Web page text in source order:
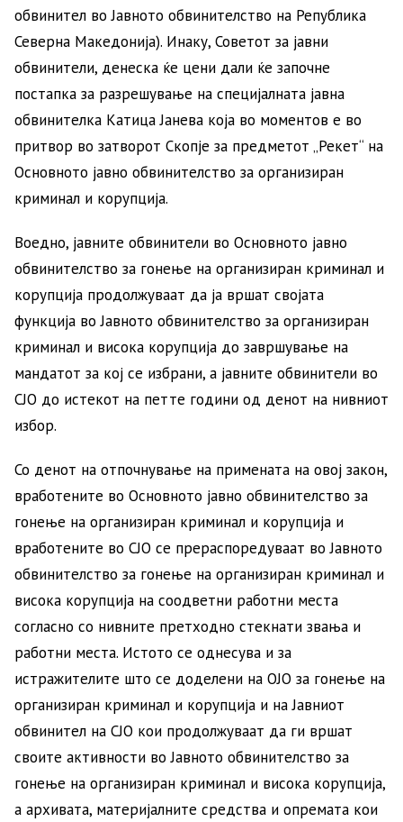
обвинител во Јавното обвинителство на Република
Северна Македонија). Инаку, Советот за јавни
обвинители, денеска ќе цени дали ќе започне
постапка за разрешување на специјалната јавна
обвинителка Катица Јанева која во моментов е во
притвор во затворот Скопје за предметот „Рекет“ на
Основното јавно обвинителство за организиран
криминал и корупција.
Воедно, јавните обвинители во Основното јавно
обвинителство за гонење на организиран криминал и
корупција продолжуваат да ја вршат својата
функција во Јавното обвинителство за организиран
криминал и висока корупција до завршување на
мандатот за кој се избрани, а јавните обвинители во
СЈО до истекот на петте години од денот на нивниот
избор.
Со денот на отпочнување на примената на овој закон,
вработените во Основното јавно обвинителство за
гонење на организиран криминал и корупција и
вработените во СЈО се прераспоредуваат во Јавното
обвинителство за гонење на организиран криминал и
висока корупција на соодветни работни места
согласно со нивните претходно стекнати звања и
работни места. Истото се однесува и за
истражителите што се доделени на ОЈО за гонење на
организиран криминал и корупција и на Јавниот
обвинител на СЈО кои продолжуваат да ги вршат
своите активности во Јавното обвинителство за
гонење на организиран криминал и висока корупција,
а архивата, материјалните средства и опремата кои